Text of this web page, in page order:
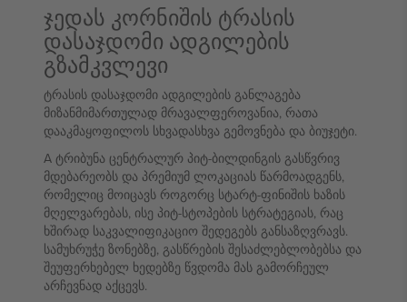
ჯედას კორნიშის ტრასის
დასაჯდომი ადგილების
გზამკვლევი
ტრასის დასაჯდომი ადგილების განლაგება
მიზანმიმართულად მრავალფეროვანია, რათა
დააკმაყოფილოს სხვადასხვა გემოვნება და ბიუჯეტი.
A ტრიბუნა ცენტრალურ პიტ-ბილდინგის გასწვრივ
მდებარეობს და პრემიუმ ლოკაციას წარმოადგენს,
რომელიც მოიცავს როგორც სტარტ-ფინიშის ხაზის
მღელვარებას, ისე პიტ-სტოპების სტრატეგიას, რაც
ხშირად საკვალიფიკაციო შედეგებს განსაზღვრავს.
სამუხრუჭე ზონებზე, გასწრების შესაძლებლობებსა და
შეუფერხებელ ხედებზე წვდომა მას გამორჩეულ
არჩევნად აქცევს.